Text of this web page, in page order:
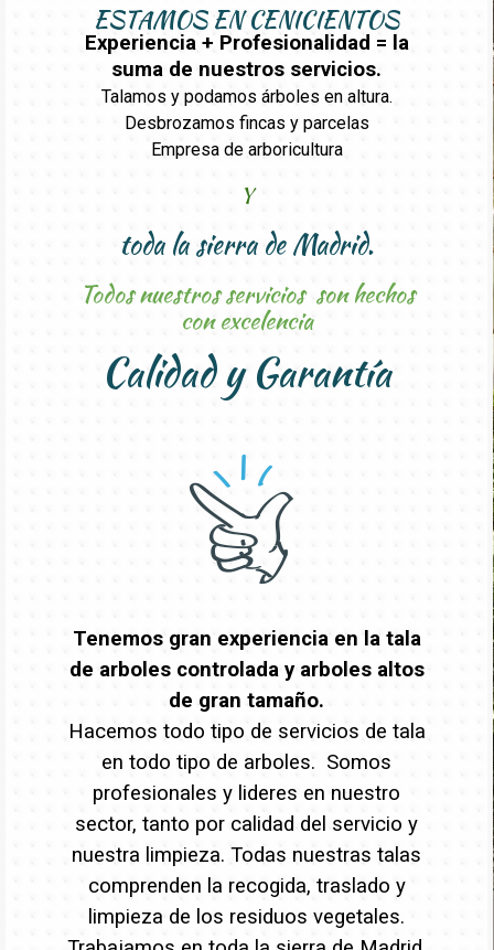
ESTAMOS EN CENICIENTOS
Experiencia + Profesionalidad = la
suma de nuestros servicios.
Talamos y podamos árboles en altura.
Desbrozamos fincas y parcelas
Empresa de arboricultura
Y
toda la sierra de Madrid.
Todos nuestros servicios son hechos
con excelencia
Calidad y Garantía
Tenemos gran experiencia en la tala
de arboles controlada y arboles altos
de gran tamaño.
Hacemos todo tipo de servicios de tala
en todo tipo de arboles. Somos
profesionales y lideres en nuestro
sector, tanto por calidad del servicio y
nuestra limpieza. Todas nuestras talas
comprenden la recogida, traslado y
limpieza de los residuos vegetales.